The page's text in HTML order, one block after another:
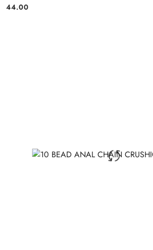
Cena:
44.00